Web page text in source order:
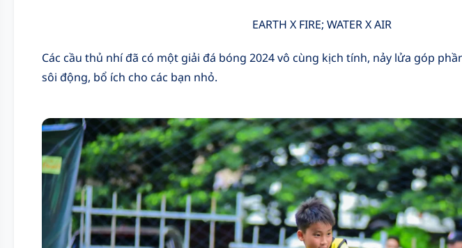
EARTH X FIRE; WATER X AIR
Các cầu thủ nhí đã có một giải đá bóng 2024 vô cùng kịch tính, nảy lửa góp
sôi động, bổ ích cho các bạn nhỏ.